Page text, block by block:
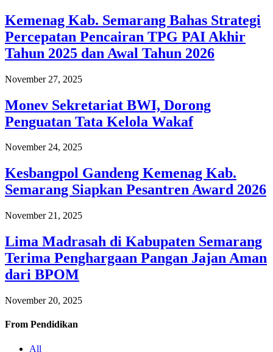
Kemenag Kab. Semarang Bahas Strategi
Percepatan Pencairan TPG PAI Akhir
Tahun 2025 dan Awal Tahun 2026
November 27, 2025
Monev Sekretariat BWI, Dorong
Penguatan Tata Kelola Wakaf
November 24, 2025
Kesbangpol Gandeng Kemenag Kab.
Semarang Siapkan Pesantren Award 2026
November 21, 2025
Lima Madrasah di Kabupaten Semarang
Terima Penghargaan Pangan Jajan Aman
dari BPOM
November 20, 2025
From Pendidikan
All